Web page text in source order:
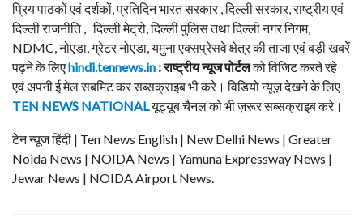
प्रिय पाठकों एवं दर्शकों, प्रतिदिन भारत सरकार , दिल्ली सरकार, राष्ट्रीय एवं
दिल्ली राजनीति , दिल्ली मेट्रो, दिल्ली पुलिस तथा दिल्ली नगर निगम,
NDMC, नोएडा, ग्रेटर नोएडा, यमुना एक्सप्रेसवे क्षेत्र की ताजा एवं बड़ी खबरें
पढ़ने के लिएhindi.tennews.in : राष्ट्रीय न्यूज पोर्टलको विजिट करते रहे
एवं अपनी ई मेल सबमिट कर सब्सक्राइब भी करे। विडियो न्यूज़ देखने के लिए
TEN NEWS NATIONALयूट्यूब चैनल को भी ज़रूर सब्सक्राइब करे।
टेन न्यूज हिंदी | Ten News English | New Delhi News | Greater
Noida News | NOIDA News | Yamuna Expressway News |
Jewar News | NOIDA Airport News.